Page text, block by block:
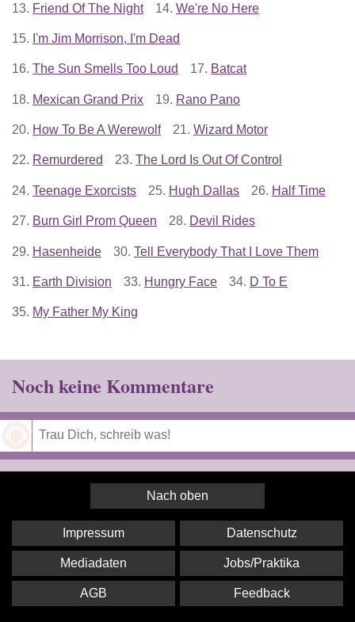
13. Friend Of The Night 14. We're No Here
15. I'm Jim Morrison, I'm Dead
16. The Sun Smells Too Loud 17. Batcat
18. Mexican Grand Prix 19. Rano Pano
20. How To Be A Werewolf 21. Wizard Motor
22. Remurdered 23. The Lord Is Out Of Control
24. Teenage Exorcists 25. Hugh Dallas 26. Half Time
27. Burn Girl Prom Queen 28. Devil Rides
29. Hasenheide 30. Tell Everybody That I Love Them
31. Earth Division 33. Hungry Face 34. D To E
35. My Father My King
Noch keine Kommentare
Nach oben
Impressum Datenschutz
Mediadaten Jobs/Praktika
AGB Feedback